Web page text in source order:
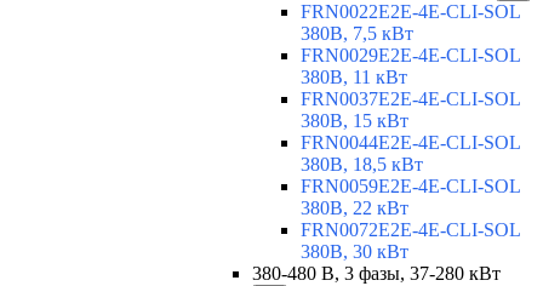
FRN0022E2E-4E-CLI-SOL
380В, 7,5 кВт
FRN0029E2E-4E-CLI-SOL
380В, 11 кВт
FRN0037E2E-4E-CLI-SOL
380В, 15 кВт
FRN0044E2E-4E-CLI-SOL
380В, 18,5 кВт
FRN0059E2E-4E-CLI-SOL
380В, 22 кВт
FRN0072E2E-4E-CLI-SOL
380В, 30 кВт
380-480 В, 3 фазы, 37-280 кВт